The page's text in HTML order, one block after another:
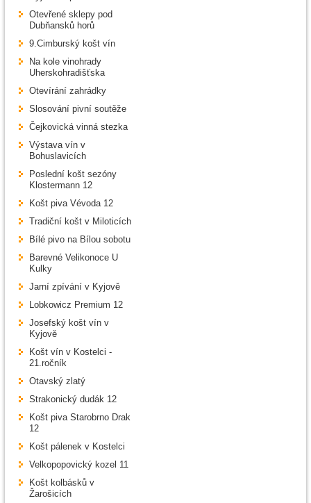
Otevřené sklepy pod
Dubňansků horů
9.Cimburský košt vín
Na kole vinohrady
Uherskohradišťska
Otevírání zahrádky
Slosování pivní soutěže
Čejkovická vinná stezka
Výstava vín v
Bohuslavicích
Poslední košt sezóny
Klostermann 12
Košt piva Vévoda 12
Tradiční košt v Miloticích
Bílé pivo na Bílou sobotu
Barevné Velikonoce U
Kulky
Jarní zpívání v Kyjově
Lobkowicz Premium 12
Josefský košt vín v
Kyjově
Košt vín v Kostelci -
21.ročník
Otavský zlatý
Strakonický dudák 12
Košt piva Starobrno Drak
12
Košt pálenek v Kostelci
Velkopopovický kozel 11
Košt kolbásků v
Žarošicích